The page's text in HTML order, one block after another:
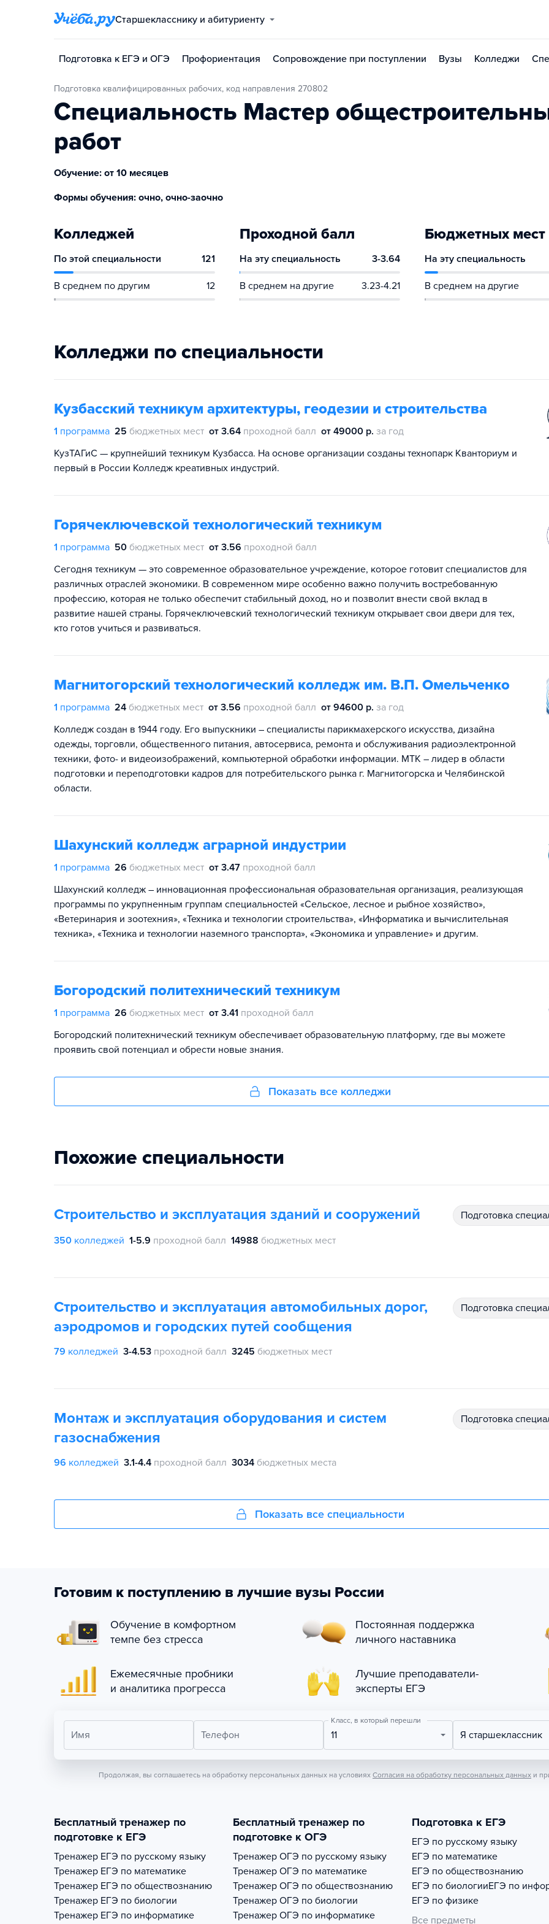
Старшекласснику и абитуриенту
Подготовка к ЕГЭ и ОГЭ Профориентация Сопровождение при поступлении Вузы Колледжи
Подготовка квалифицированных рабочих, код направления 270802
Специальность Мастер
работ
Обучение: от 10 месяцев
Формы обучения: очно, очно-заочно
Колледжей
По этой специальности 121
В среднем по другим 12
Проходной балл
На эту специальность 3-3.64
В среднем на другие 3.23-4.21
Бюджетных мест
На эту специальность
В среднем на другие
Колледжи по специальности
Кузбасский техникум архитектуры, геодезии и строительства
1 программа 25 бюджетных мест от 3.64 проходной балл от 49000 р. за год
КузТАГиС — крупнейший техникум Кузбасса. На основе организации созданы технопарк Кванториум и
первый в России Колледж креативных индустрий.
Горячеключевской технологический техникум
1 программа 50 бюджетных мест от 3.56 проходной балл
Сегодня техникум — это современное образовательное учреждение, которое готовит специалистов для
различных отраслей экономики. В современном мире особенно важно получить востребованную
профессию, которая не только обеспечит стабильный доход, но и позволит внести свой вклад в
развитие нашей страны. Горячеключевский технологический техникум открывает свои двери для тех,
кто готов учиться и развиваться.
Магнитогорский технологический колледж им. В.П. Омельченко
1 программа 24 бюджетных мест от 3.56 проходной балл от 94600 р. за год
Колледж создан в 1944 году. Его выпускники – специалисты парикмахерского искусства, дизайна
одежды, торговли, общественного питания, автосервиса, ремонта и обслуживания радиоэлектронной
техники, фото- и видеоизображений, компьютерной обработки информации. МТК – лидер в области
подготовки и переподготовки кадров для потребительского рынка г. Магнитогорска и Челябинской
области.
Шахунский колледж аграрной индустрии
1 программа 26 бюджетных мест от 3.47 проходной балл
Шахунский колледж – инновационная профессиональная образовательная организация, реализующая
программы по укрупненным группам специальностей «Сельское, лесное и рыбное хозяйство»,
«Ветеринария и зоотехния», «Техника и технологии строительства», «Информатика и вычислительная
техника», «Техника и технологии наземного транспорта», «Экономика и управление» и другим.
Богородский политехнический техникум
1 программа 26 бюджетных мест от 3.41 проходной балл
Богородский политехнический техникум обеспечивает образовательную платформу, где вы можете
проявить свой потенциал и обрести новые знания.
Показать все колледжи
Похожие специальности
Строительство и эксплуатация зданий и сооружений подготовка
350 колледжей 1-5.9 проходной балл 14988 бюджетных мест
Строительство и эксплуатация автомобильных дорог,
аэродромов и городских путей сообщения
подготовка
79 колледжей 3-4.53 проходной балл 3245 бюджетных мест
Монтаж и эксплуатация оборудования и систем
газоснабжения
подготовка
96 колледжей 3.1-4.4 проходной балл 3034 бюджетных места
Показать все специальности
Готовим к поступлению в лучшие вузы России
Обучение в комфортном
темпе без стресса
Постоянная поддержка
личного наставника
Ежемесячные пробники
и аналитика прогресса
Лучшие преподаватели-
эксперты ЕГЭ
Имя Телефон
Класс, в который перешли
11 Я старшеклассник
Продолжая, вы соглашаетесь на обработку персональных данных на условиях Согласия на обработку персональных данных и
Бесплатный тренажер по
подготовке к ЕГЭ
Тренажер ЕГЭ по русскому языку
Тренажер ЕГЭ по математике
Тренажер ЕГЭ по обществознанию
Тренажер ЕГЭ по биологии
Тренажер ЕГЭ по информатике
Бесплатный тренажер по
подготовке к ОГЭ
Тренажер ОГЭ по русскому языку
Тренажер ОГЭ по математике
Тренажер ОГЭ по обществознанию
Тренажер ОГЭ по биологии
Тренажер ОГЭ по информатике
Подготовка к ЕГЭ
ЕГЭ по русскому языку
ЕГЭ по математике
ЕГЭ по обществознанию
ЕГЭ по биологииЕГЭ по
ЕГЭ по физике
Все предметы